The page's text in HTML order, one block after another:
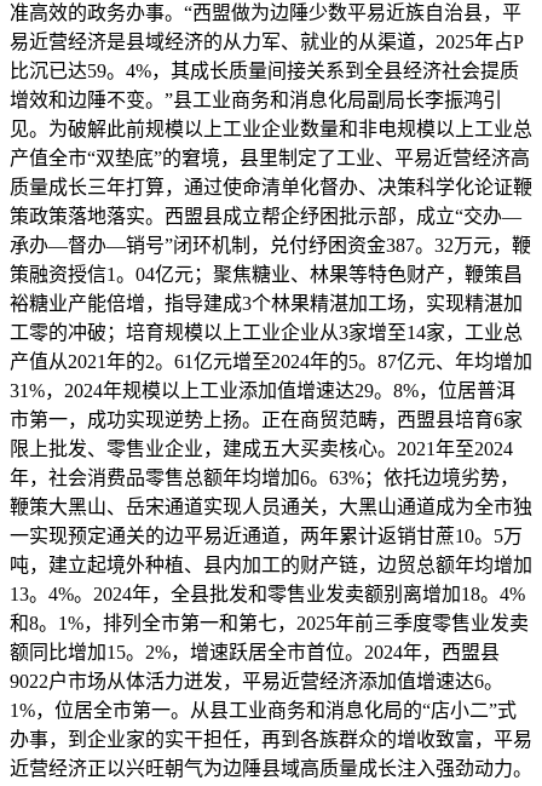
准高效的政务办事。“西盟做为边陲少数平易近族自治县，平
易近营经济是县域经济的从力军、就业的从渠道，2025年占P
比沉已达59。4%，其成长质量间接关系到全县经济社会提质
增效和边陲不变。”县工业商务和消息化局副局长李振鸿引
见。为破解此前规模以上工业企业数量和非电规模以上工业总
产值全市“双垫底”的窘境，县里制定了工业、平易近营经济高
质量成长三年打算，通过使命清单化督办、决策科学化论证鞭
策政策落地落实。西盟县成立帮企纾困批示部，成立“交办—
承办—督办—销号”闭环机制，兑付纾困资金387。32万元，鞭
策融资授信1。04亿元；聚焦糖业、林果等特色财产，鞭策昌
裕糖业产能倍增，指导建成3个林果精湛加工场，实现精湛加
工零的冲破；培育规模以上工业企业从3家增至14家，工业总
产值从2021年的2。61亿元增至2024年的5。87亿元、年均增加
31%，2024年规模以上工业添加值增速达29。8%，位居普洱
市第一，成功实现逆势上扬。正在商贸范畴，西盟县培育6家
限上批发、零售业企业，建成五大买卖核心。2021年至2024
年，社会消费品零售总额年均增加6。63%；依托边境劣势，
鞭策大黑山、岳宋通道实现人员通关，大黑山通道成为全市独
一实现预定通关的边平易近通道，两年累计返销甘蔗10。5万
吨，建立起境外种植、县内加工的财产链，边贸总额年均增加
13。4%。2024年，全县批发和零售业发卖额别离增加18。4%
和8。1%，排列全市第一和第七，2025年前三季度零售业发卖
额同比增加15。2%，增速跃居全市首位。2024年，西盟县
9022户市场从体活力迸发，平易近营经济添加值增速达6。
1%，位居全市第一。从县工业商务和消息化局的“店小二”式
办事，到企业家的实干担任，再到各族群众的增收致富，平易
近营经济正以兴旺朝气为边陲县域高质量成长注入强劲动力。